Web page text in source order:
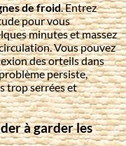
de froid. Entrez
pour vous
minutes et massez
Vous pouvez
des orteils dans
persiste,
trop serrées et
à garder les